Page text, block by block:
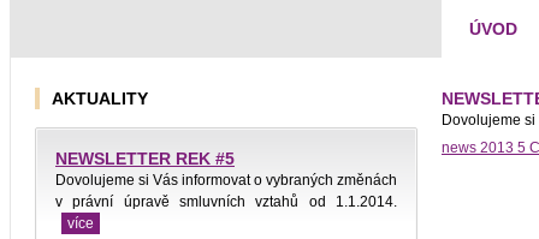
ÚVOD
Dovolujeme
news 2013 5
AKTUALITY
NEWSLETTER REK #5
Dovolujeme si Vás informovat o vybraných změnách
v právní úpravě smluvních vztahů od 1.1.2014.
více